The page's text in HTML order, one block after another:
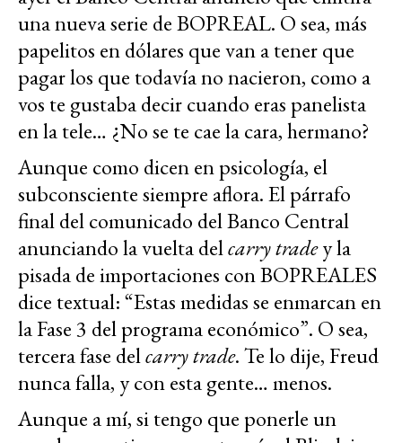
una nueva serie de BOPREAL. O sea, más
papelitos en dólares que van a tener que
pagar los que todavía no nacieron, como a
vos te gustaba decir cuando eras panelista
en la tele… ¿No se te cae la cara, hermano?
Aunque como dicen en psicología, el
subconsciente siempre aflora. El párrafo
final del comunicado del Banco Central
anunciando la vuelta delcarry tradey la
pisada de importaciones con BOPREALES
dice textual: “Estas medidas se enmarcan en
la Fase 3 del programa económico”. O sea,
tercera fase delcarry trade. Te lo dije, Freud
nunca falla, y con esta gente… menos.
Aunque a mí, si tengo que ponerle un